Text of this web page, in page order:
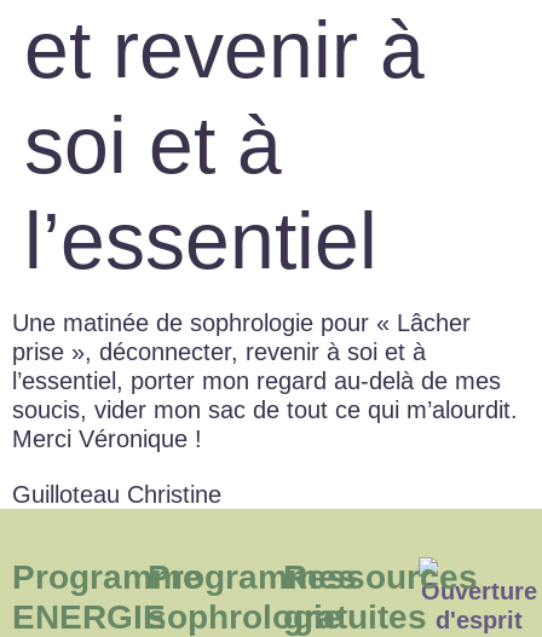
et revenir à
soi et à
l’essentiel
Une matinée de sophrologie pour « Lâcher
prise », déconnecter, revenir à soi et à
l’essentiel, porter mon regard au-delà de mes
soucis, vider mon sac de tout ce qui m’alourdit.
Merci Véronique !
Guilloteau Christine
Ressources
gratuites
Programmes
sophrologie
Programme
ENERGIE